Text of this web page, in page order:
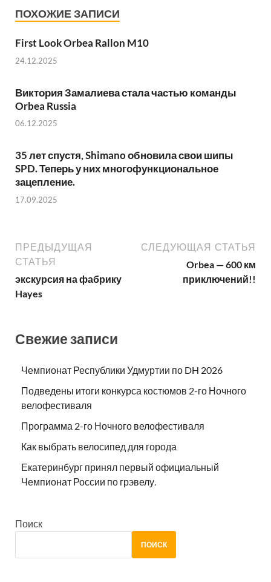
ПОХОЖИЕ ЗАПИСИ
First Look Orbea Rallon M10
24.12.2025
Виктория Замалиева стала частью команды
Orbea Russia
06.12.2025
35 лет спустя, Shimano обновила свои шипы
SPD. Теперь у них многофункциональное
зацепление.
17.09.2025
ПРЕДЫДУЩАЯ
СТАТЬЯ
экскурсия на фабрику
Hayes
СЛЕДУЮЩАЯ СТАТЬЯ
Orbea — 600 км
приключений!!
Свежие записи
Чемпионат Республики Удмуртии по DH 2026
Подведены итоги конкурса костюмов 2-го Ночного
велофестиваля
Программа 2-го Ночного велофестиваля
Как выбрать велосипед для города
Екатеринбург принял первый официальный
Чемпионат России по грэвелу.
Поиск
ПОИСК